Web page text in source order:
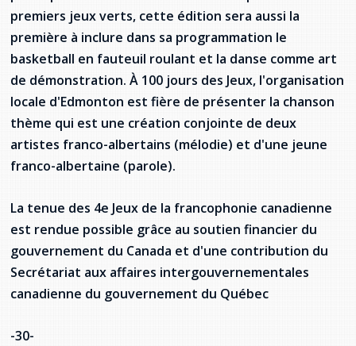
premiers jeux verts, cette édition sera aussi la
première à inclure dans sa programmation le
basketball en fauteuil roulant et la danse comme art
de démonstration. À 100 jours des Jeux, l'organisation
locale d'Edmonton est fière de présenter la chanson
thème qui est une création conjointe de deux
artistes franco-albertains (mélodie) et d'une jeune
franco-albertaine (parole).
La tenue des 4e Jeux de la francophonie canadienne
est rendue possible grâce au soutien financier du
gouvernement du Canada et d'une contribution du
Secrétariat aux affaires intergouvernementales
canadienne du gouvernement du Québec
-30-